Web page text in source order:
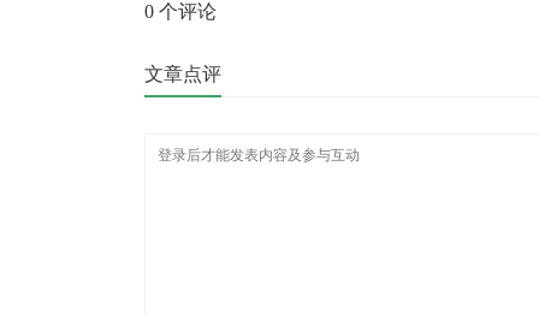
0 个评论
文章点评